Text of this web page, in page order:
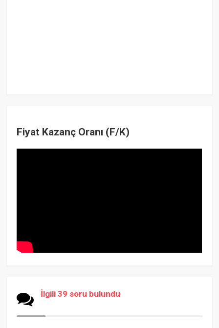
Fiyat Kazanç Oranı (F/K)
İlgili 39 soru bulundu